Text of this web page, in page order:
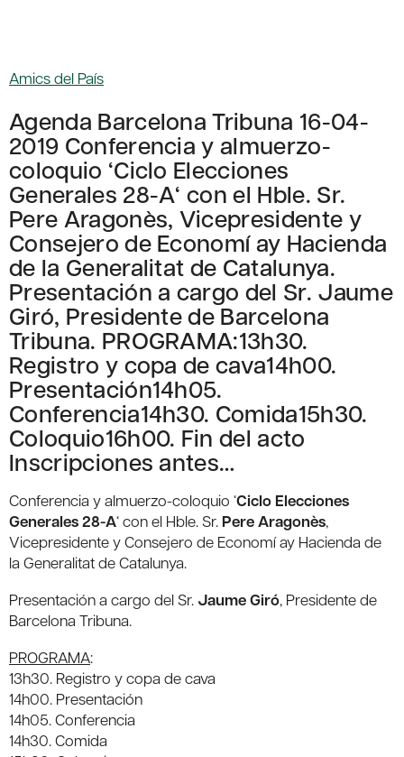
Amics del País
Agenda Barcelona Tribuna 16-04-
2019 Conferencia y almuerzo-
coloquio ‘Ciclo Elecciones
Generales 28-A‘ con el Hble. Sr.
Pere Aragonès, Vicepresidente y
Consejero de Economí ay Hacienda
de la Generalitat de Catalunya.
Presentación a cargo del Sr. Jaume
Giró, Presidente de Barcelona
Tribuna. PROGRAMA:13h30.
Registro y copa de cava14h00.
Presentación14h05.
Conferencia14h30. Comida15h30.
Coloquio16h00. Fin del acto
Inscripciones antes…
Conferencia y almuerzo-coloquio ‘Ciclo Elecciones
Generales 28-A‘ con el Hble. Sr. Pere Aragonès,
Vicepresidente y Consejero de Economí ay Hacienda de
la Generalitat de Catalunya.
Presentación a cargo del Sr. Jaume Giró, Presidente de
Barcelona Tribuna.
PROGRAMA:
13h30. Registro y copa de cava
14h00. Presentación
14h05. Conferencia
14h30. Comida